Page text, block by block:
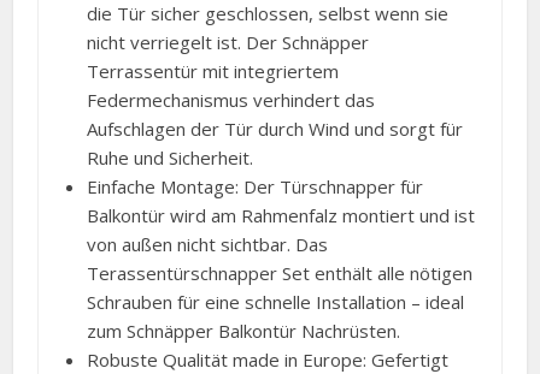
die Tür sicher geschlossen, selbst wenn sie
nicht verriegelt ist. Der Schnäpper
Terrassentür mit integriertem
Federmechanismus verhindert das
Aufschlagen der Tür durch Wind und sorgt für
Ruhe und Sicherheit.
Einfache Montage: Der Türschnapper für
Balkontür wird am Rahmenfalz montiert und ist
von außen nicht sichtbar. Das
Terassentürschnapper Set enthält alle nötigen
Schrauben für eine schnelle Installation – ideal
zum Schnäpper Balkontür Nachrüsten.
Robuste Qualität made in Europe: Gefertigt